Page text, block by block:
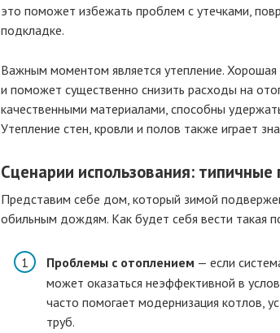
это поможет избежать проблем с утечками,
подкладке.
Важным моментом является утепление.
и поможет существенно снизить расходы на
качественными материалами, способны
Утепление стен, кровли и полов также играет
Сценарии использования:
Представим себе дом, который зимой
обильным дождям. Как будет себя вести такая
Проблемы с отоплением — если
может оказаться неэффективной в
часто помогает модернизация котлов,
труб.